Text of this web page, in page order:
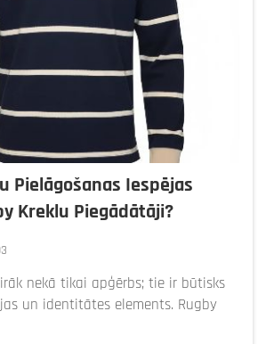
Pielāgošanas Iespējas
Kreklu Piegādātāji?
nekā tikai apģērbs; tie ir būtisks
un identitātes elements. Rugby
piemēram, Bizarre, piedāvā daudz